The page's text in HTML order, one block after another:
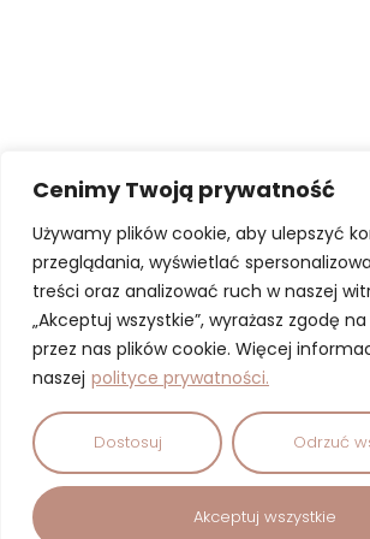
Cenimy Twoją prywatność
Używamy plików cookie, aby ulepszyć
przeglądania, wyświetlać
treści oraz analizować ruch w naszej
„Akceptuj wszystkie”, wyrażasz zgodę
przez nas plików cookie. Więcej
naszej polityce prywatności.
Dostosuj Odrzuć
Akceptuj wszystkie